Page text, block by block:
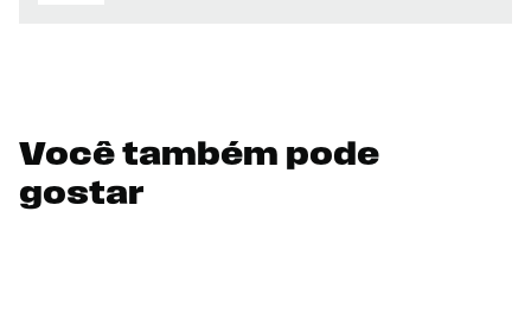
Você também pode
gostar